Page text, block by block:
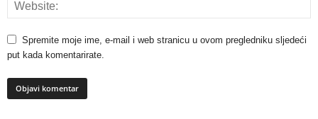
Spremite moje ime, e-mail i web stranicu u ovom pregledniku sljedeći
put kada komentarirate.